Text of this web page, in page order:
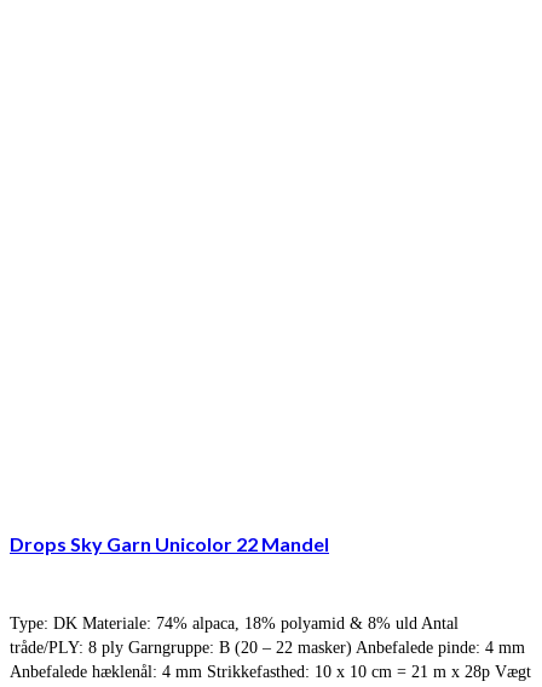
Drops Sky Garn Unicolor 22 Mandel
Type: DK Materiale: 74% alpaca, 18% polyamid & 8% uld Antal
tråde/PLY: 8 ply Garngruppe: B (20 – 22 masker) Anbefalede pinde: 4 mm
Anbefalede hæklenål: 4 mm Strikkefasthed: 10 x 10 cm = 21 m x 28p Vægt